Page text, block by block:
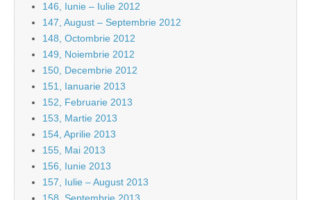
146, Iunie – Iulie 2012
147, August – Septembrie 2012
148, Octombrie 2012
149, Noiembrie 2012
150, Decembrie 2012
151, Ianuarie 2013
152, Februarie 2013
153, Martie 2013
154, Aprilie 2013
155, Mai 2013
156, Iunie 2013
157, Iulie – August 2013